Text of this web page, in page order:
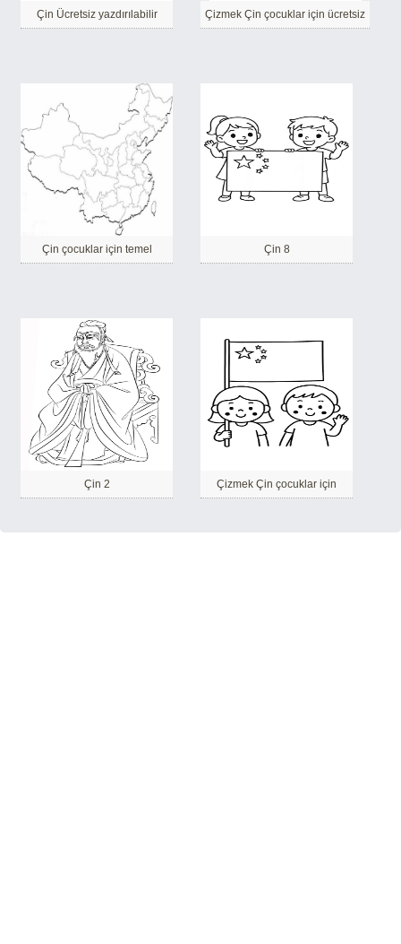
Çin Ücretsiz yazdırılabilir Çizmek Çin çocuklar için ücretsiz
Çin çocuklar için temel Çin 8
Çin 2 Çizmek Çin çocuklar için